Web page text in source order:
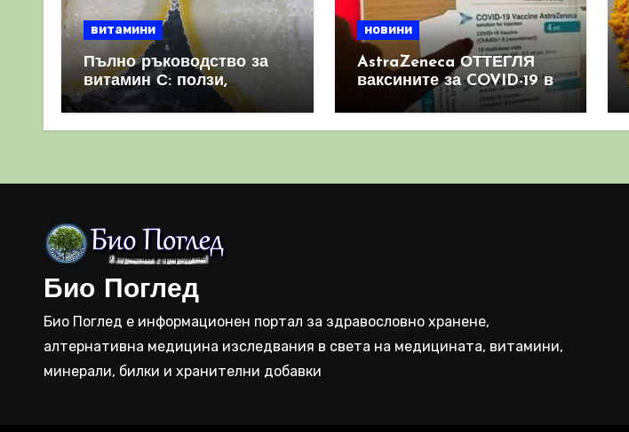
витамини
Пълно ръководство за
витамин С: ползи,
източници и защо е
важен за имунната
новини
AstraZeneca ОТТЕГЛЯ
ваксините за COVID-19 в
световен мащаб, след
като призна, че те
Био Поглед
Био Поглед е информационен портал за здравословно хранене,
алтернативна медицина изследвания в света на медицината, витамини,
минерали, билки и хранителни добавки